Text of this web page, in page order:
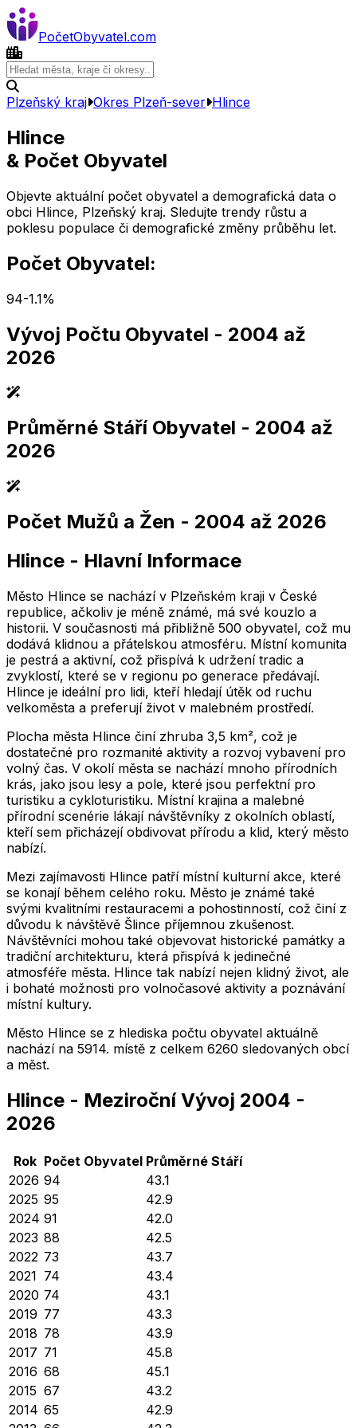
PočetObyvatel.com
Plzeňský kraj Okres Plzeň-sever Hlince
Hlince
& Počet Obyvatel
Objevte aktuální počet obyvatel a demografická data o
obci Hlince, Plzeňský kraj. Sledujte trendy růstu a
poklesu populace či demografické změny průběhu let.
Počet Obyvatel:
94-1.1%
Vývoj Počtu Obyvatel - 2004 až
2026
2,005 2,010 2,015 2,020 2,025
2,005 2,010 2,015 2,020 2,025
Průměrné Stáří Obyvatel - 2004 až
2026
2,005 2,010 2,015 2,020 2,025
2,005 2,010 2,015 2,020 2,025
Počet Mužů a Žen - 2004 až 2026
Hlince - Hlavní Informace
Město Hlince se nachází v Plzeňském kraji v České
republice, ačkoliv je méně známé, má své kouzlo a
historii. V současnosti má přibližně 500 obyvatel, což mu
dodává klidnou a přátelskou atmosféru. Místní komunita
je pestrá a aktivní, což přispívá k udržení tradic a
zvyklostí, které se v regionu po generace předávají.
Hlince je ideální pro lidi, kteří hledají útěk od ruchu
velkoměsta a preferují život v malebném prostředí.
Plocha města Hlince činí zhruba 3,5 km², což je
dostatečné pro rozmanité aktivity a rozvoj vybavení pro
volný čas. V okolí města se nachází mnoho přírodních
krás, jako jsou lesy a pole, které jsou perfektní pro
turistiku a cykloturistiku. Místní krajina a malebné
přírodní scenérie lákají návštěvníky z okolních oblastí,
kteří sem přicházejí obdivovat přírodu a klid, který město
nabízí.
Mezi zajímavosti Hlince patří místní kulturní akce, které
se konají během celého roku. Město je známé také
svými kvalitními restauracemi a pohostinností, což činí z
důvodu k návštěvě Šlince příjemnou zkušenost.
Návštěvníci mohou také objevovat historické památky a
tradiční architekturu, která přispívá k jedinečné
atmosféře města. Hlince tak nabízí nejen klidný život, ale
i bohaté možnosti pro volnočasové aktivity a poznávání
místní kultury.
Město Hlince se z hlediska počtu obyvatel aktuálně
nachází na 5914. místě z celkem 6260 sledovaných obcí
a měst.
Hlince - Meziroční Vývoj 2004 -
2026
Rok Počet Obyvatel Průměrné Stáří
2026 94
43.1
2025 95
42.9
2024 91
42.0
2023 88
42.5
2022 73
43.7
2021 74
43.4
2020 74
43.1
2019 77
43.3
2018 78
43.9
2017 71
45.8
2016 68
45.1
2015 67
43.2
2014 65
42.9